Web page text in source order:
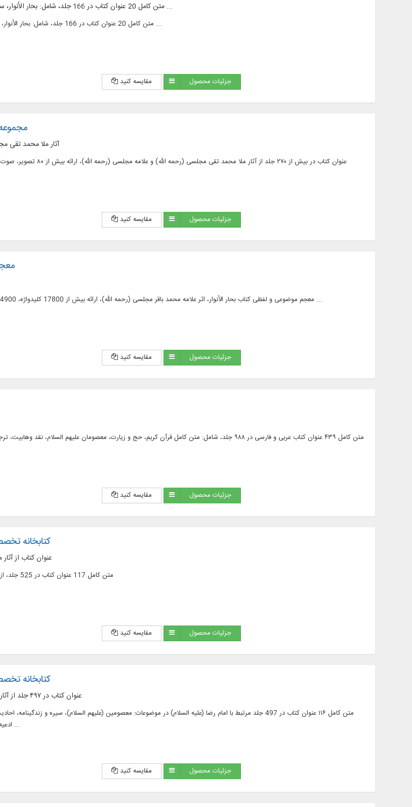
متن کامل 20 عنوان کتاب در 166 جلد، شامل: بحار الأنوار، سفینة البحار، مستدرک سفینة البحار ...
متن کامل 20 عنوان کتاب در 166 جلد، شامل: بحار الأنوار، سفینة البحار، مستدرک سفینة البحار ...
مقایسه کنید جزئیات محصول
آثار ملا محمد تقی
مقایسه کنید جزئیات محصول
معجم موضوعی و لفظی کتاب بحار الأنوار، اثر علامه محمد باقر مجلسی (رحمه الله)، ارائه بیش از 17800 کلیدواژه، 94900 نمایه ترکیبی، 122800 موضوع و ...
مقایسه کنید جزئیات محصول
متن کامل ۴۳۹ عنوان کتاب عربی و فارسی در ۹۸۸ جلد، شامل: متن كامل قرآن كریم، حج و زیارت، معصومان علیهم السلام،
مقایسه کنید جزئیات محصول
کتابخانه
۱۱۷ عنوان کتاب از
متن کامل 117 عنوان کتاب در 525 جلد، از آثار مرتبط با امام رضا (علیه السلام)
مقایسه کنید جزئیات محصول
کتابخانه
۱۱۶ عنوان کتاب در ۴۹۷ جلد از آثار مرتبط با امام رضا علیه السلام
متن کامل ۱۱۶ عنوان کتاب در 497 جلد مرتبط با امام رضا (علیه السلام) در موضوعات: معصومین (علیهم السلام)، سیره و
ادعیه و زیارات، اصحاب و راویان، اشعار و ...
مقایسه کنید جزئیات محصول